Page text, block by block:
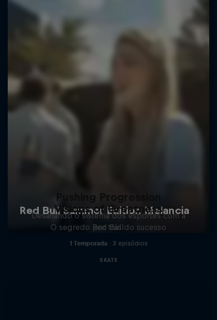
Pushing Progression
Desafiando o sistema dos esportes com a
Red Bull
1 Temporada · 7 episódios
Visions of Greatness
O segredo por trás do sucesso
1 Temporada · 3 episódios
SKATE